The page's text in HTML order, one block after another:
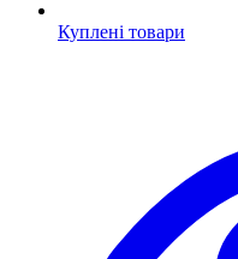
Куплені товари